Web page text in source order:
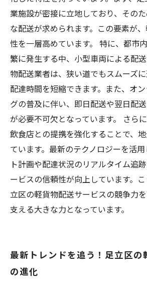
業施設が密接に立地しており、その
な配送が求められます。この要素が
性を一層高めています。 特に、都市
繁に発生する中、小型車両による配
物配送業者は、狭い道でもスムーズに
配達時間を短縮できます。また、オ
グの普及に伴い、即日配送や翌日配
が必要不可欠となっています。 さら
飲食店との提携を強化することで、
ています。最新のテクノロジーを活
ト計画や配達状況のリアルタイム追
ービスの信頼性が向上しています。
立区の軽貨物配送サービスの競争力
支える大きな力となっています。
最新トレンドを追う！足立区の
の進化